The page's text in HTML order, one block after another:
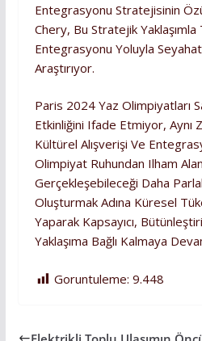
Entegrasyonu Stratejisinin
Chery, Bu Stratejik Yaklaşımla
Entegrasyonu Yoluyla
Araştırıyor.
Paris 2024 Yaz Olimpiyatları
Etkinliğini Ifade Etmiyor, Aynı
Kültürel Alışverişi Ve
Olimpiyat Ruhundan Ilham
Gerçekleşebileceği Daha
Oluşturmak Adına Küresel
Yaparak Kapsayıcı,
Yaklaşıma Bağlı Kalmaya
Goruntuleme: 9.448